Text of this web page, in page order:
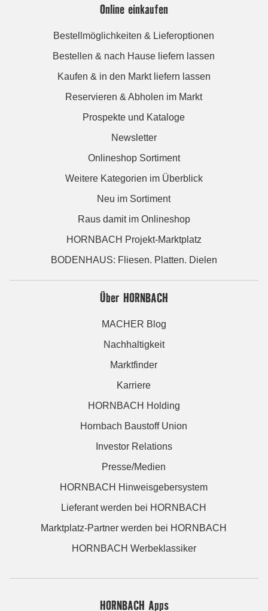
Online einkaufen
Bestellmöglichkeiten & Lieferoptionen
Bestellen & nach Hause liefern lassen
Kaufen & in den Markt liefern lassen
Reservieren & Abholen im Markt
Prospekte und Kataloge
Newsletter
Onlineshop Sortiment
Weitere Kategorien im Überblick
Neu im Sortiment
Raus damit im Onlineshop
HORNBACH Projekt-Marktplatz
BODENHAUS: Fliesen. Platten. Dielen
Über HORNBACH
MACHER Blog
Nachhaltigkeit
Marktfinder
Karriere
HORNBACH Holding
Hornbach Baustoff Union
Investor Relations
Presse/Medien
HORNBACH Hinweisgebersystem
Lieferant werden bei HORNBACH
Marktplatz-Partner werden bei HORNBACH
HORNBACH Werbeklassiker
HORNBACH Apps